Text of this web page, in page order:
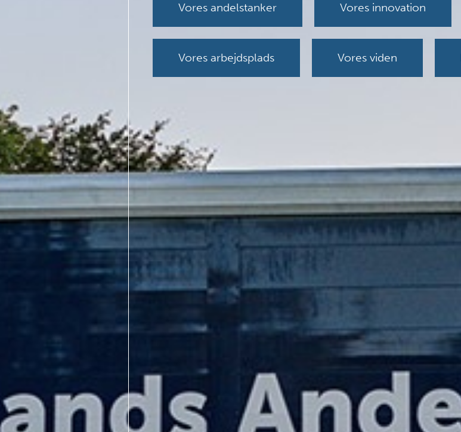
Vores andelstanker Vores innovation
Vores arbejdsplads Vores viden